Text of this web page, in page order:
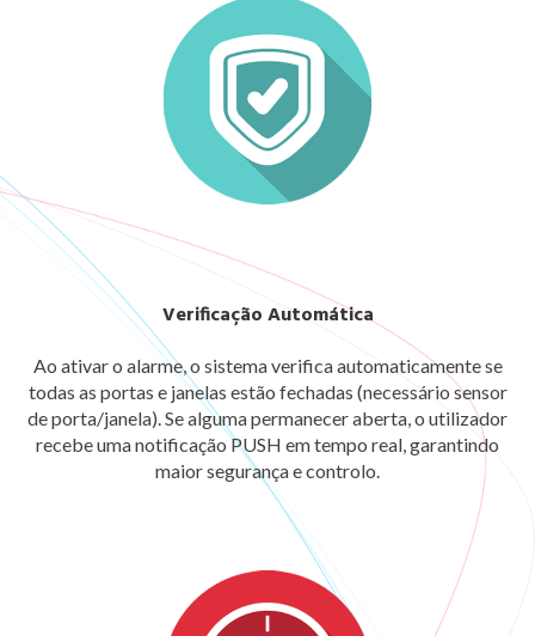
Verificação Automática
Ao ativar o alarme, o sistema verifica automaticamente se
todas as portas e janelas estão fechadas (necessário sensor
de porta/janela). Se alguma permanecer aberta, o utilizador
recebe uma notificação PUSH em tempo real, garantindo
maior segurança e controlo.